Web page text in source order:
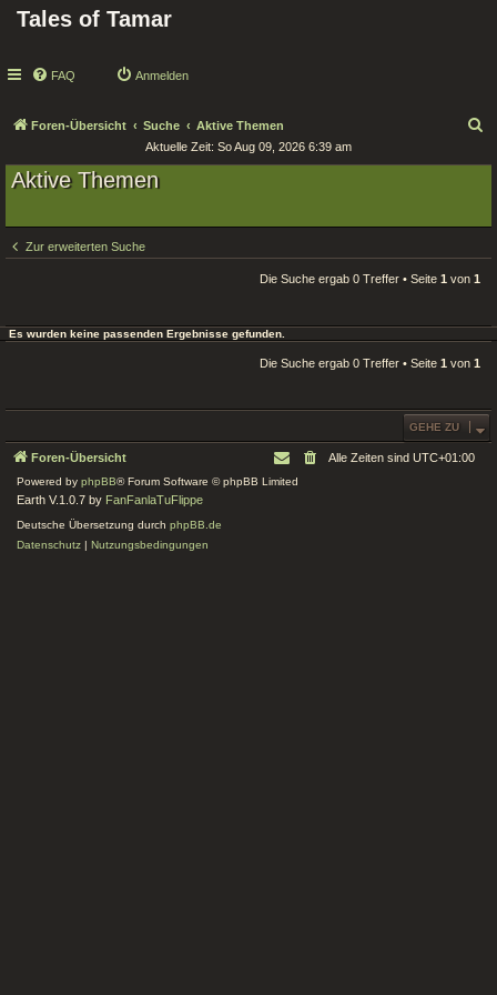
Tales of Tamar
FAQ Anmelden
Foren-Übersicht Suche Aktive Themen
e
Aktuelle Zeit: So Aug 09, 2026 6:39 am
Aktive Themen
Zur erweiterten Suche
Die Suche ergab 0 Treffer • Seite 1 von 1
Es wurden keine passenden Ergebnisse gefunden.
Die Suche ergab 0 Treffer • Seite 1 von 1
GEHE ZU
Foren-Übersicht Alle Zeiten sind UTC+01:00
Powered by phpBB® Forum Software © phpBB Limited
Earth V.1.0.7 by FanFanlaTuFlippe
Deutsche Übersetzung durch phpBB.de
Datenschutz | Nutzungsbedingungen